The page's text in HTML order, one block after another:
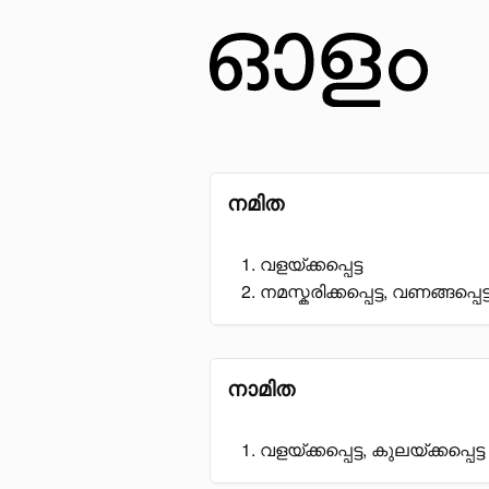
നമിത
വളയ്ക്കപ്പെട്ട
നമസ്കരിക്കപ്പെട്ട,
നാമിത
വളയ്ക്കപ്പെട്ട, കുലയ്ക്കപ്പെട്ട